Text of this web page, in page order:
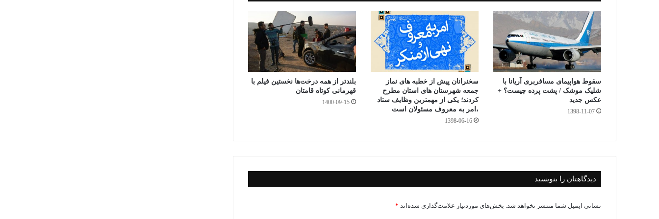
سقوط هواپیمای مسافربری آریانا با
شلیک موشک / پشت پرده چیست؟ +
عکس جدید
1398-11-07
سخنرانان پیش از خطبه های نماز
جمعه شهرستان های استان مطرح
کردند؛ یکی از مهمترین وظایف ستاد
،امر به معروف مسئولان است
1398-06-16
بلندتر از همه درخت‌ها نخستین فیلم با
قهرمانی کوتاه قامتان
1400-09-15
دیدگاهتان را بنویسید
نشانی ایمیل شما منتشر نخواهد شد. بخش‌های موردنیاز علامت‌گذاری شده‌اند *